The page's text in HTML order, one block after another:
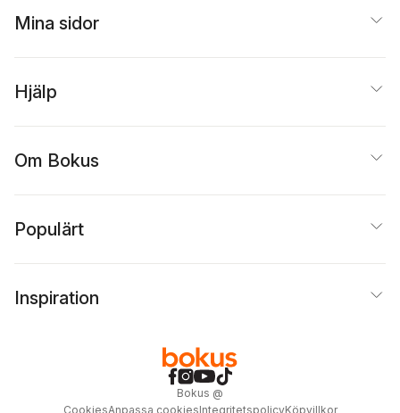
Mina sidor
Hjälp
Om Bokus
Populärt
Inspiration
Bokus @
CookiesAnpassa cookiesIntegritetspolicyKöpvillkor